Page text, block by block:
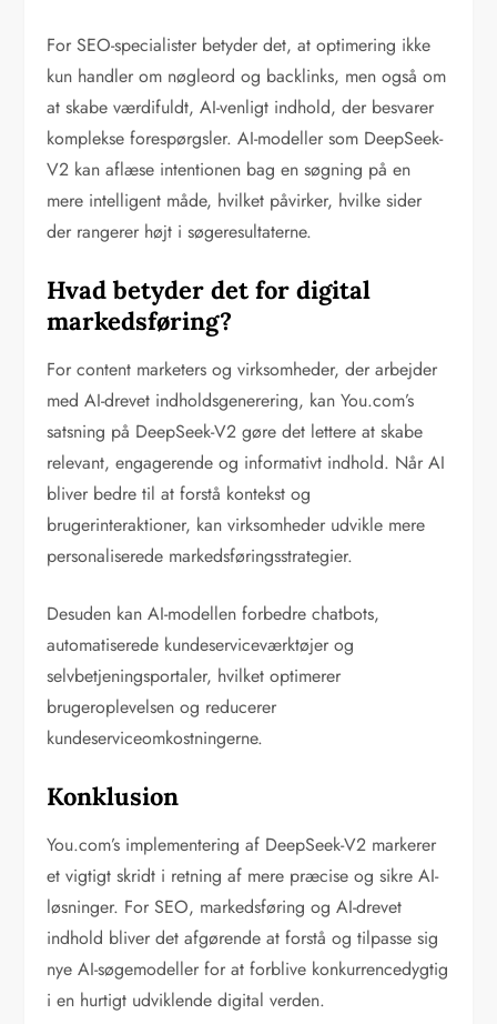
For SEO-specialister betyder det, at optimering ikke
kun handler om nøgleord og backlinks, men også om
at skabe værdifuldt, AI-venligt indhold, der besvarer
komplekse forespørgsler. AI-modeller som DeepSeek-
V2 kan aflæse intentionen bag en søgning på en
mere intelligent måde, hvilket påvirker, hvilke sider
der rangerer højt i søgeresultaterne.
Hvad betyder det for digital
markedsføring?
For content marketers og virksomheder, der arbejder
med AI-drevet indholdsgenerering, kan You.com’s
satsning på DeepSeek-V2 gøre det lettere at skabe
relevant, engagerende og informativt indhold. Når AI
bliver bedre til at forstå kontekst og
brugerinteraktioner, kan virksomheder udvikle mere
personaliserede markedsføringsstrategier.
Desuden kan AI-modellen forbedre chatbots,
automatiserede kundeserviceværktøjer og
selvbetjeningsportaler, hvilket optimerer
brugeroplevelsen og reducerer
kundeserviceomkostningerne.
Konklusion
You.com’s implementering af DeepSeek-V2 markerer
et vigtigt skridt i retning af mere præcise og sikre AI-
løsninger. For SEO, markedsføring og AI-drevet
indhold bliver det afgørende at forstå og tilpasse sig
nye AI-søgemodeller for at forblive konkurrencedygtig
i en hurtigt udviklende digital verden.